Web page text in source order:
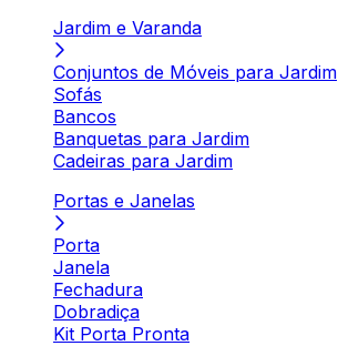
Jardim e Varanda
Conjuntos de Móveis para Jardim
Sofás
Bancos
Banquetas para Jardim
Cadeiras para Jardim
Portas e Janelas
Porta
Janela
Fechadura
Dobradiça
Kit Porta Pronta